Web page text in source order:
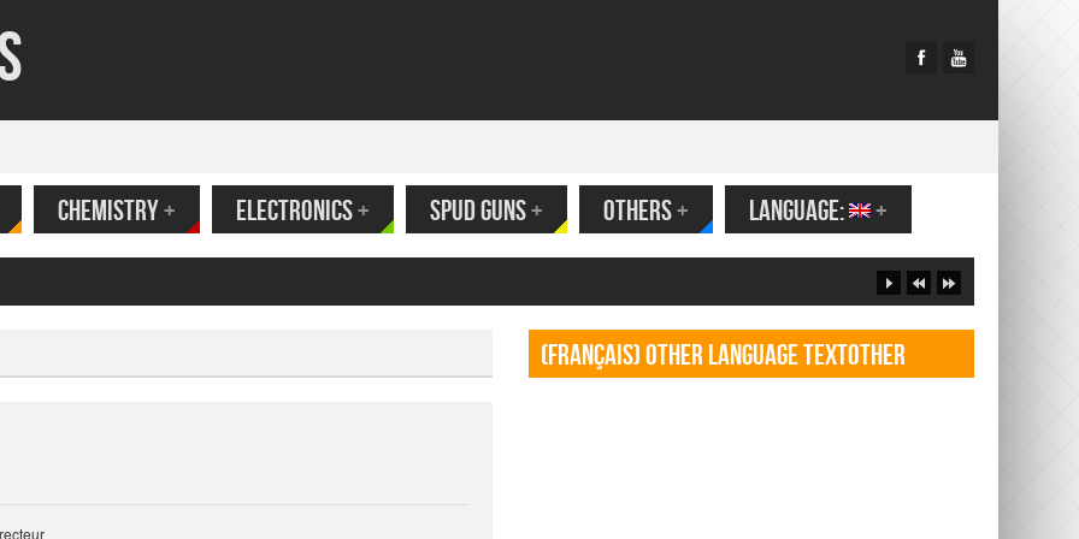
CHEMISTRY+ ELECTRONICS+ SPUD GUNS+ OTHERS+ LANGUAGE: +
(Français) Other language TextOther